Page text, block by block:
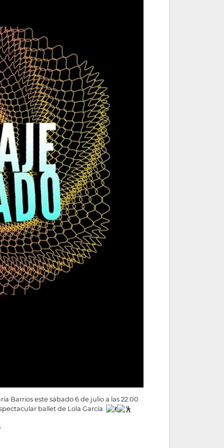
Barrios este sábado 6 de julio a las 22:00
ballet de Lola García.